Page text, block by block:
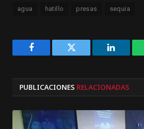
agua hatillo presas sequia
Facebook Twitter LinkedIn
PUBLICACIONES RELACIONADAS